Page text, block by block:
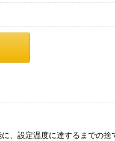
、設定温度に達するまでの捨